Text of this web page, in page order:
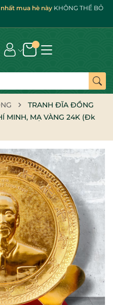
dẫn nhất mua hè này KHÔNG THỂ BỎ
TRANH ĐĨA ĐỒNG
MINH, MẠ VÀNG 24K (Đk